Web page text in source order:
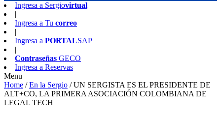
Ingresa a Sergiovirtual
|
Ingresa a Tu correo
|
Ingresa a PORTALSAP
|
Contraseñas GECO
Ingresa a Reservas
Menu
Home /En la Sergio /UN SERGISTA ES EL PRESIDENTE DE
ALT+CO, LA PRIMERA ASOCIACIÓN COLOMBIANA DE
LEGAL TECH